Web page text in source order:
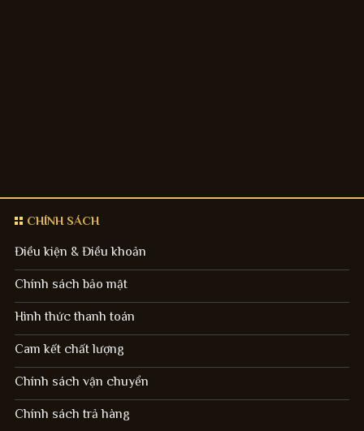
CHÍNH SÁCH
Điều kiện & Điều khoản
Chính sách bảo mật
Hình thức thanh toán
Cam kết chất lượng
Chính sách vận chuyển
Chính sách trả hàng